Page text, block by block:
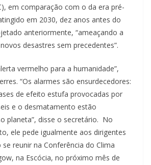
em comparação com o da era pré-
em 2030, dez anos antes do
anteriormente, “ameaçando a
desastres sem precedentes”.
vermelho para a humanidade”,
“Os alarmes são ensurdecedores:
de efeito estufa provocadas por
e o desmatamento estão
planeta”, disse o secretário. No
ele pede igualmente aos dirigentes
reunir na Conferência do Clima
na Escócia, no próximo mês de